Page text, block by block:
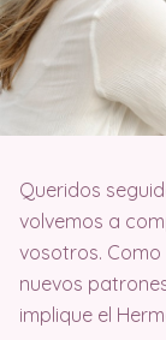
Queridos
volvemos a
vosotros.
nuevos
implique el